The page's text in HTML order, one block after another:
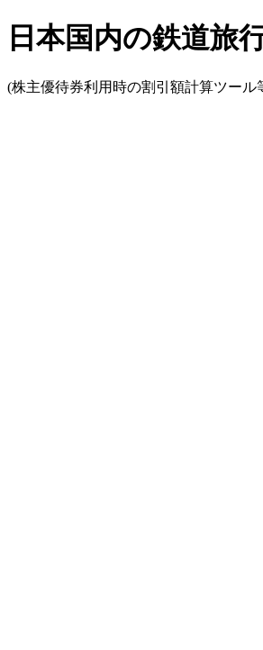
日本国内の鉄道旅
(株主優待券利用時の割引額計算ツール